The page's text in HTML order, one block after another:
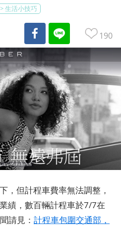
生活小技巧
190
，但計程車費率無法調整，
績，數百輛計程車於7/7在
請見： 計程車包圍交通部，